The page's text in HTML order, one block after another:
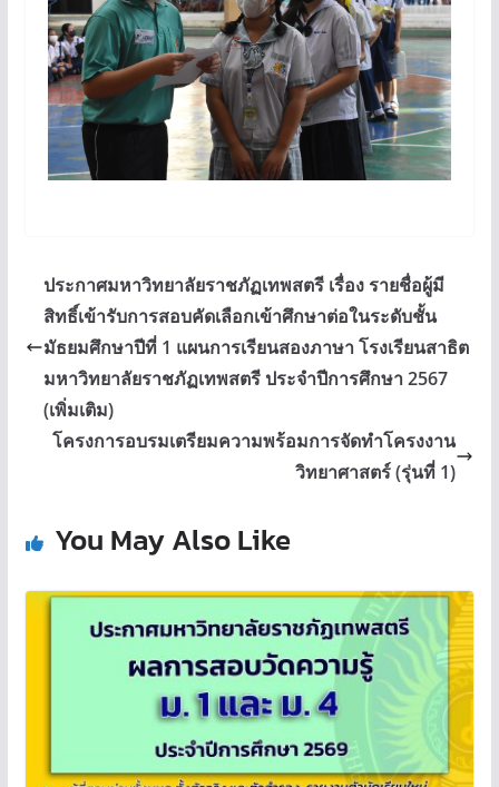
ประกาศมหาวิทยาลัยราชภัฏเทพสตรี เรื่อง รายชื่อผู้มี
สิทธิ์เข้ารับการสอบคัดเลือกเข้าศึกษาต่อในระดับชั้น
มัธยมศึกษาปีที่ 1 แผนการเรียนสองภาษา โรงเรียนสาธิต
มหาวิทยาลัยราชภัฏเทพสตรี ประจำปีการศึกษา 2567
(เพิ่มเติม)
โครงการอบรมเตรียมความพร้อมการจัดทำโครงงาน
วิทยาศาสตร์ (รุ่นที่ 1)
You May Also Like